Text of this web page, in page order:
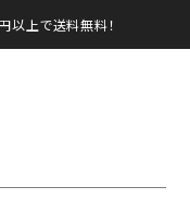
上で送料無料！